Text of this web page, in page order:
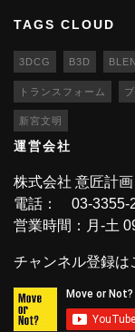
TAGS CLOUD
3DCG B3D
トランスフォーム
新宮文明
運営会社
株式会社 意匠計画
電話： 03-3355-
営業時間：月-土
チャンネル登録は